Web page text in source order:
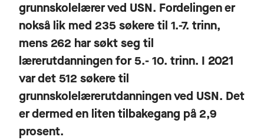
grunnskolelærer ved USN. Fordelingen er
nokså lik med 235 søkere til 1.-7. trinn,
mens 262 har søkt seg til
lærerutdanningen for 5.- 10. trinn. I 2021
var det 512 søkere til
grunnskolelærerutdanningen ved USN. Det
er dermed en liten tilbakegang på 2,9
prosent.